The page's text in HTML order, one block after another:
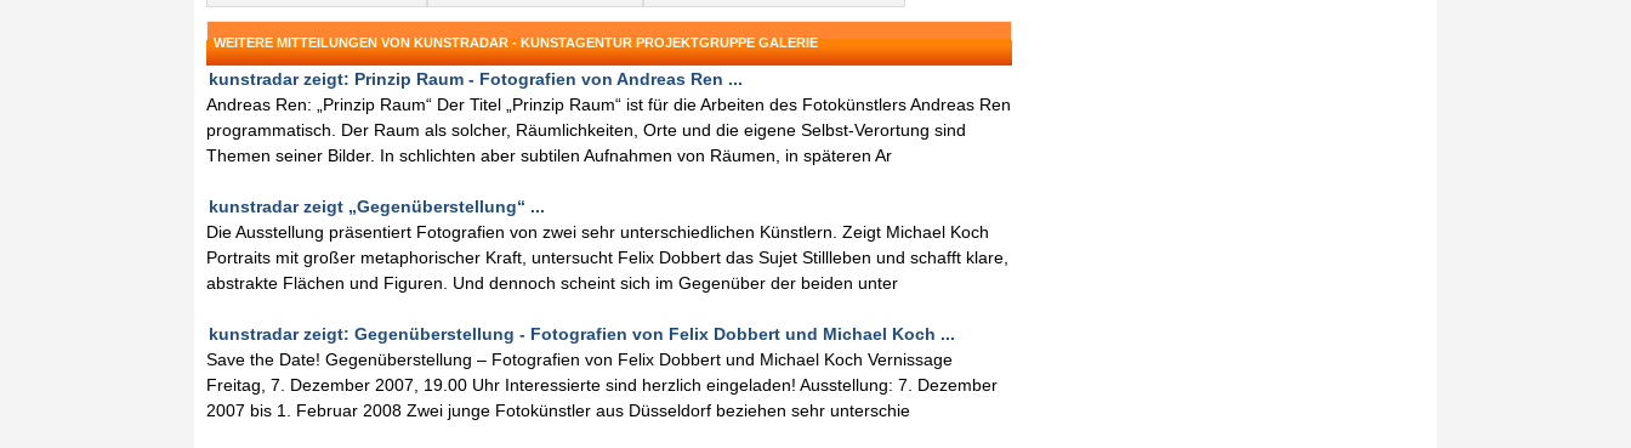
WEITERE MITTEILUNGEN VON KUNSTRADAR - KUNSTAGENTUR PROJEKTGRUPPE GALERIE
kunstradar zeigt: Prinzip Raum - Fotografien von Andreas Ren ...
Andreas Ren: „Prinzip Raum“ Der Titel „Prinzip Raum“ ist für die Arbeiten des Fotokünstlers Andreas Ren
programmatisch. Der Raum als solcher, Räumlichkeiten, Orte und die eigene Selbst-Verortung sind
Themen seiner Bilder. In schlichten aber subtilen Aufnahmen von Räumen, in späteren Ar
kunstradar zeigt „Gegenüberstellung“ ...
Die Ausstellung präsentiert Fotografien von zwei sehr unterschiedlichen Künstlern. Zeigt Michael Koch
Portraits mit großer metaphorischer Kraft, untersucht Felix Dobbert das Sujet Stillleben und schafft klare,
abstrakte Flächen und Figuren. Und dennoch scheint sich im Gegenüber der beiden unter
kunstradar zeigt: Gegenüberstellung - Fotografien von Felix Dobbert und Michael Koch ...
Save the Date! Gegenüberstellung – Fotografien von Felix Dobbert und Michael Koch Vernissage
Freitag, 7. Dezember 2007, 19.00 Uhr Interessierte sind herzlich eingeladen! Ausstellung: 7. Dezember
2007 bis 1. Februar 2008 Zwei junge Fotokünstler aus Düsseldorf beziehen sehr unterschie